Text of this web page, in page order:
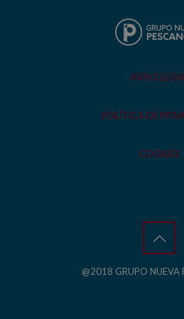
AVISO LEGAL
POLÍTICA DE
COOKIES
@2018 GRUPO NUEVA